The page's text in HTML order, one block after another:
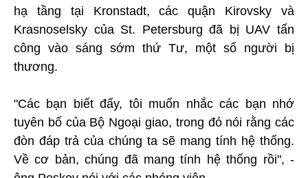
hạ tầng tại Kronstadt, các quận Kirovsky và
Krasnoselsky của St. Petersburg đã bị UAV tấn
công vào sáng sớm thứ Tư, một số người bị
thương.
"Các bạn biết đấy, tôi muốn nhắc các bạn nhớ
tuyên bố của Bộ Ngoại giao, trong đó nói rằng các
đòn đáp trả của chúng ta sẽ mang tính hệ thống.
Về cơ bản, chúng đã mang tính hệ thống rồi", -